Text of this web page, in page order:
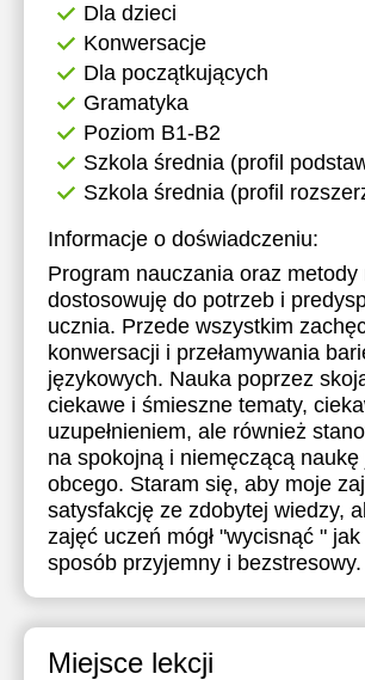
Dla dzieci
Konwersacje
Dla początkujących
Gramatyka
Poziom B1-B2
Szkola średnia (profil
Szkola średnia (profil
Informacje o doświadczeniu:
Program nauczania oraz metody
dostosowuję do potrzeb i
ucznia. Przede wszystkim
konwersacji i przełamywania
językowych. Nauka poprzez
ciekawe i śmieszne tematy,
uzupełnieniem, ale również
na spokojną i niemęczącą naukę
obcego. Staram się, aby moje
satysfakcję ze zdobytej wiedzy,
zajęć uczeń mógł "wycisnąć "
sposób przyjemny i bezstresowy.
Miejsce lekcji